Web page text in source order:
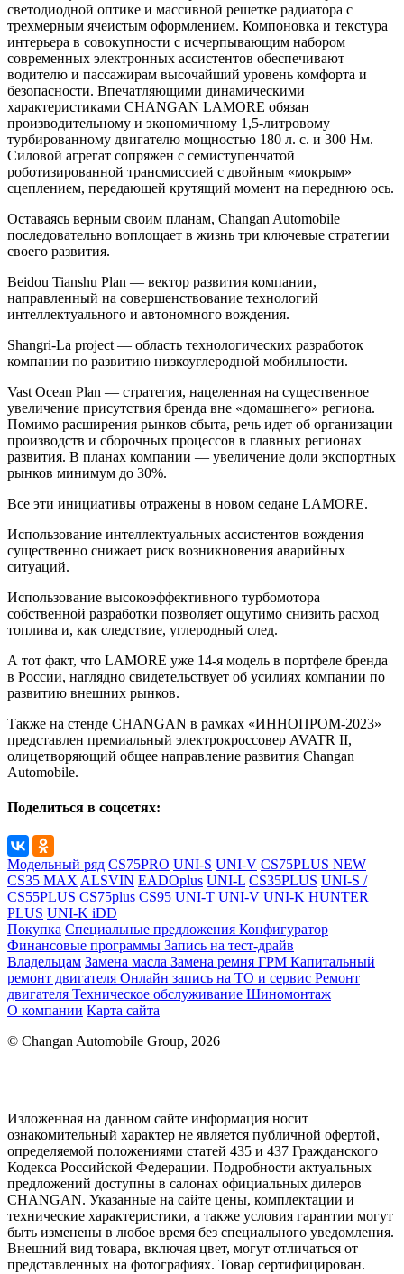
светодиодной оптике и массивной решетке радиатора с
трехмерным ячеистым оформлением. Компоновка и текстура
интерьера в совокупности с исчерпывающим набором
современных электронных ассистентов обеспечивают
водителю и пассажирам высочайший уровень комфорта и
безопасности. Впечатляющими динамическими
характеристиками CHANGAN LAMORE обязан
производительному и экономичному 1,5-литровому
турбированному двигателю мощностью 180 л. с. и 300 Нм.
Силовой агрегат сопряжен с семиступенчатой
роботизированной трансмиссией с двойным «мокрым»
сцеплением, передающей крутящий момент на переднюю ось.
Оставаясь верным своим планам, Changan Automobile
последовательно воплощает в жизнь три ключевые стратегии
своего развития.
Beidou Tianshu Plan — вектор развития компании,
направленный на совершенствование технологий
интеллектуального и автономного вождения.
Shangri-La project — область технологических разработок
компании по развитию низкоуглеродной мобильности.
Vast Ocean Plan — стратегия, нацеленная на существенное
увеличение присутствия бренда вне «домашнего» региона.
Помимо расширения рынков сбыта, речь идет об организации
производств и сборочных процессов в главных регионах
развития. В планах компании — увеличение доли экспортных
рынков минимум до 30%.
Все эти инициативы отражены в новом седане LAMORE.
Использование интеллектуальных ассистентов вождения
существенно снижает риск возникновения аварийных
ситуаций.
Использование высокоэффективного турбомотора
собственной разработки позволяет ощутимо снизить расход
топлива и, как следствие, углеродный след.
А тот факт, что LAMORE уже 14-я модель в портфеле бренда
в России, наглядно свидетельствует об усилиях компании по
развитию внешних рынков.
Также на стенде CHANGAN в рамках «ИННОПРОМ-2023»
представлен премиальный электрокроссовер AVATR II,
олицетворяющий общее направление развития Changan
Automobile.
Поделиться в соцсетях:
Модельный ряд CS75PRO UNI-S UNI-V CS75PLUS NEW
CS35 MAX ALSVIN EADOplus UNI-L CS35PLUS UNI-S /
CS55PLUS CS75plus CS95 UNI-T UNI-V UNI-K HUNTER
PLUS UNI-K iDD
Покупка Специальные предложения Конфигуратор
Финансовые программы Запись на тест-драйв
Владельцам Замена масла Замена ремня ГРМ Капитальный
ремонт двигателя Онлайн запись на ТО и сервис Ремонт
двигателя Техническое обслуживание Шиномонтаж
О компании Карта сайта
© Changan Automobile Group, 2026
Изложенная на данном сайте информация носит
ознакомительный характер не является публичной офертой,
определяемой положениями статей 435 и 437 Гражданского
Кодекса Российской Федерации. Подробности актуальных
предложений доступны в салонах официальных дилеров
CHANGAN. Указанные на сайте цены, комплектации и
технические характеристики, а также условия гарантии могут
быть изменены в любое время без специального уведомления.
Внешний вид товара, включая цвет, могут отличаться от
представленных на фотографиях. Товар сертифицирован.